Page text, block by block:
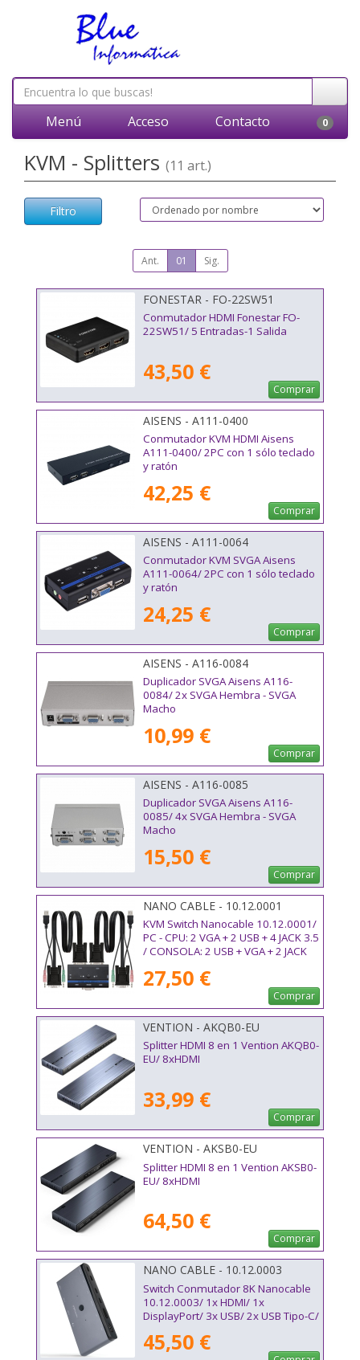
Menú Acceso Contacto 0
KVM - Splitters (11 art.)
Filtro
Ant. 01 Sig.
FONESTAR - FO-22SW51
Conmutador HDMI Fonestar FO-
22SW51/ 5 Entradas-1 Salida
43,50 €
Comprar
AISENS - A111-0400
Conmutador KVM HDMI Aisens
A111-0400/ 2PC con 1 sólo teclado
y ratón
42,25 €
Comprar
AISENS - A111-0064
Conmutador KVM SVGA Aisens
A111-0064/ 2PC con 1 sólo teclado
y ratón
24,25 €
Comprar
AISENS - A116-0084
Duplicador SVGA Aisens A116-
0084/ 2x SVGA Hembra - SVGA
Macho
10,99 €
Comprar
AISENS - A116-0085
Duplicador SVGA Aisens A116-
0085/ 4x SVGA Hembra - SVGA
Macho
15,50 €
Comprar
NANO CABLE - 10.12.0001
KVM Switch Nanocable 10.12.0001/
PC - CPU: 2 VGA + 2 USB + 4 JACK 3.5
/ CONSOLA: 2 USB + VGA + 2 JACK
27,50 €
Comprar
VENTION - AKQB0-EU
Splitter HDMI 8 en 1 Vention AKQB0-
EU/ 8xHDMI
33,99 €
Comprar
VENTION - AKSB0-EU
Splitter HDMI 8 en 1 Vention AKSB0-
EU/ 8xHDMI
64,50 €
Comprar
NANO CABLE - 10.12.0003
Switch Conmutador 8K Nanocable
10.12.0003/ 1x HDMI/ 1x
DisplayPort/ 3x USB/ 2x USB Tipo-C/
45,50 €